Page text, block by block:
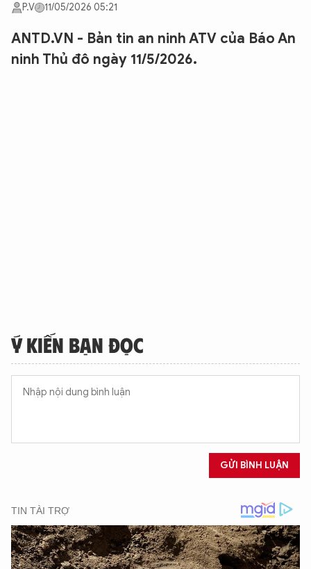
P.V 11/05/2026 05:21
ANTD.VN - Bản tin an ninh ATV của Báo An
ninh Thủ đô ngày 11/5/2026.
Ý KIẾN BẠN ĐỌC
GỬI BÌNH LUẬN